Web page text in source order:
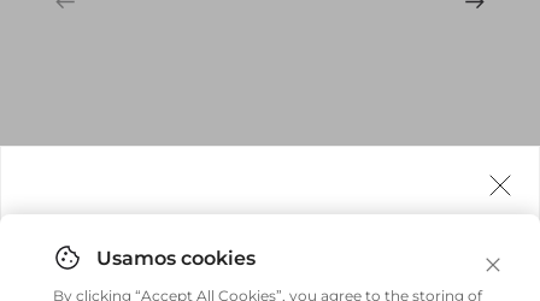
By clicking “Accept All Cookies”, you agree to the storing of